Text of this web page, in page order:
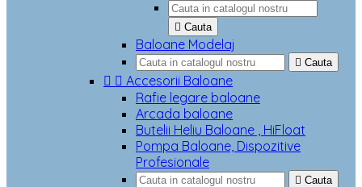
 Cauta
Baloane Modelaj
 Cauta
  Accesorii Baloane
Rafie legare baloane
Arcada baloane
Butelii Heliu Baloane , HiFloat
Pompa Baloane, Dispozitive
Profesionale
 Cauta